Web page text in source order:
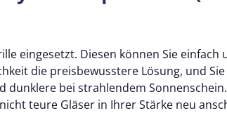
eingesetzt. Diesen können Sie
die preisbewusstere Lösung, und
dunklere bei strahlendem
teure Gläser in Ihrer Stärke neu